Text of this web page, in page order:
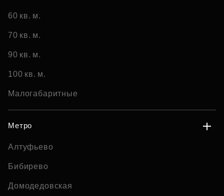
60 кв. м.
70 кв. м.
90 кв. м.
100 кв. м.
Малогабаритные
Метро
Алтуфьево
Бибирево
Домодедовская